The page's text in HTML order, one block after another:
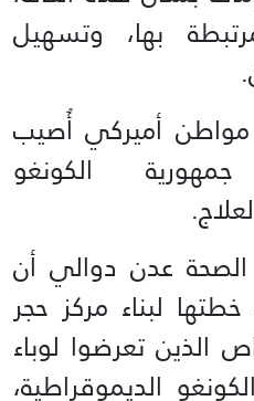
بها، وتسهيل
مواطن أميركي أُصيب
الكونغو
الصحة عدن دوالي أن
لبناء مركز حجر
تعرضوا لوباء
الديموقراطية،